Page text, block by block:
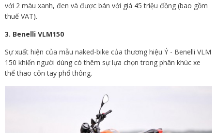
với 2 màu xanh, đen và được bán với giá 45 triệu đồng (bao gồm
thuế VAT).
3. Benelli VLM150
Sự xuất hiện của mẫu naked-bike của thương hiệu Ý - Benelli VLM
150 khiến người dùng có thêm sự lựa chọn trong phân khúc xe
thể thao côn tay phổ thông.